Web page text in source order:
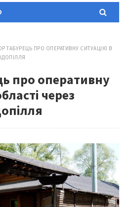
ТАБУРЕЦЬ ПРО ОПЕРАТИВНУ СИТУАЦІЮ В
про оперативну
через